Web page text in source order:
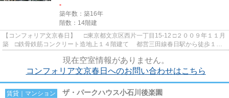
-
築年数：築16年
階数：14階建
【コンフォリア文京春日】 □東京都文京区西片一丁目15-12 □２００９年１１月
築 □鉄骨鉄筋コンクリート造地上１４階建て 都営三田線春日駅から徒歩１分
現在空室情報がありません。
コンフォリア文京春日へのお問い合わせはこちら
賃貸｜マンション ザ・パークハウス小石川後楽園